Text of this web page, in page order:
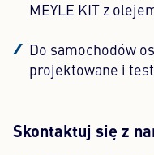
MEYLE KIT z
Do samochodów
projektowane i
Skontaktuj się z